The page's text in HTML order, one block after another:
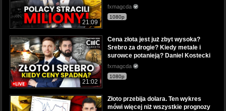
21:09
fxmagcda
1080p
21:02
Cena złota jest już zbyt wysoka?
Srebro za drogie? Kiedy metale i
surowce potanieją? Daniel Kostecki
fxmagcda
1080p
Złoto przebija dolara. Ten wykres
mówi więcej niż wszystkie prognozy